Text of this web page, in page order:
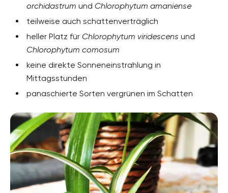
orchidastrum und Chlorophytum amaniense
teilweise auch schattenverträglich
heller Platz für Chlorophytum viridescens und
Chlorophytum comosum
keine direkte Sonneneinstrahlung in
Mittagsstunden
panaschierte Sorten vergrünen im Schatten